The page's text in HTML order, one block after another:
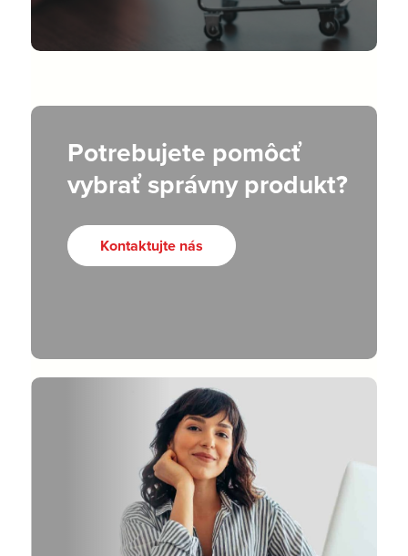
Potrebujete pomôcť
vybrať správny produkt?
Kontaktujte nás